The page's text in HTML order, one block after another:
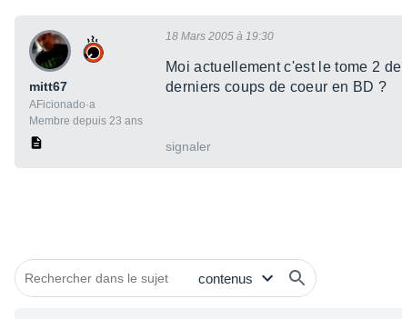
mitt67
AFicionado·a
Membre depuis 23 ans
18 Mars 2005 à 19:30
Moi actuellement c'est le tome 2 de
derniers coups de coeur en BD ?
signaler